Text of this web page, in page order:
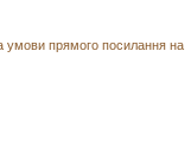
умови прямого посилання на